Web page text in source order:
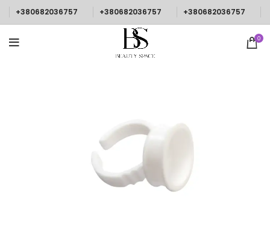
+380682036757 +380682036757 +380682036757
0